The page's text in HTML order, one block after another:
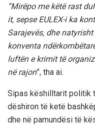
“Mirëpo me këtë rast
it, sepse EULEX-i ka
Sarajevës, dhe
konventa
luftën e krimit të
në rajon”, tha ai.
Sipas këshilltarit politik
dëshiron të ketë
dhe në pamundësi të